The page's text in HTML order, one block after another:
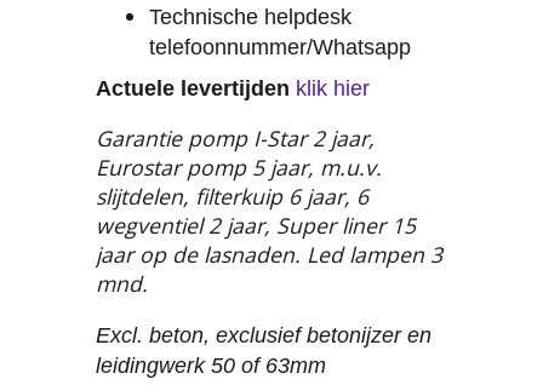
Technische helpdesk
telefoonnummer/Whatsapp
Actuele levertijden klik hier
Garantie pomp I-Star 2 jaar,
Eurostar pomp 5 jaar, m.u.v.
slijtdelen, filterkuip 6 jaar, 6
wegventiel 2 jaar, Super liner 15
jaar op de lasnaden. Led lampen 3
mnd.
Excl. beton, exclusief betonijzer en
leidingwerk 50 of 63mm